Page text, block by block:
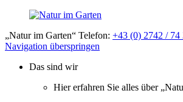
„Natur im Garten“ Telefon: +43 (0) 2742 / 74
Navigation überspringen
Das sind wir
Hier erfahren Sie alles über